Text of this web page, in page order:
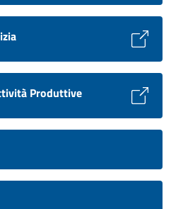
Produttive